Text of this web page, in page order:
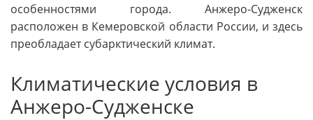
особенностями города. Анжеро-Судженск
расположен в Кемеровской области России, и здесь
преобладает субарктический климат.
Климатические условия в
Анжеро-Судженске